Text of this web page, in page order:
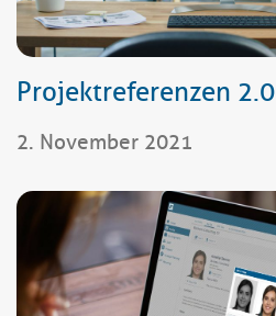
Projektreferenzen 2.0
2. November 2021